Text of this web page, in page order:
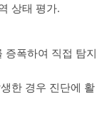
상태 평가.
증폭하여 직접 탐지
한 경우 진단에 활